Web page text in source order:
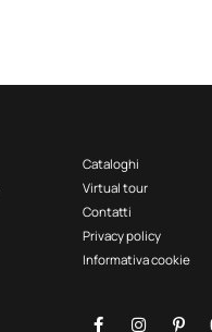
Cataloghi
Virtual tour
Contatti
Privacy policy
Informativa cookie